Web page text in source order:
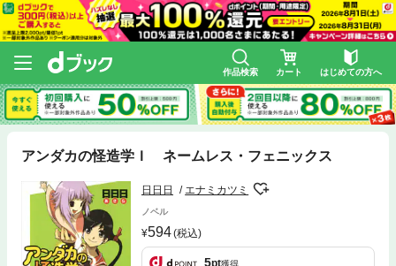
作品検索 カート はじめての方へ
アンダカの怪造学Ｉ ネームレス・フェニックス
日日日 エナミカツミ
ノベル
594(税込)
5